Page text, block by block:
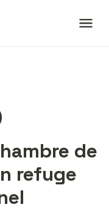
de
refuge